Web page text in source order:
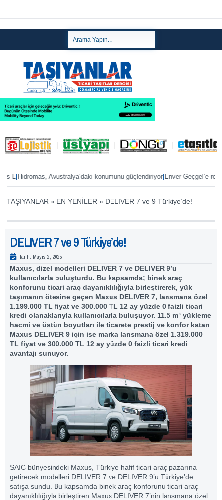
Hidromas, Avustralya’daki konumunu güçlendiriyor|Enver Geçgel’e rekor
TAŞIYANLAR » EN YENİLER » DELIVER 7 ve 9 Türkiye’de!
DELIVER 7 ve 9 Türkiye’de!
Tarih: Mayıs 2, 2025
Maxus, dizel modelleri DELIVER 7 ve DELIVER 9’u
kullanıcılarla buluşturdu. Bu kapsamda; binek araç
konforunu ticari araç dayanıklılığıyla birleştirerek, yük
taşımanın ötesine geçen Maxus DELIVER 7, lansmana özel
1.199.000 TL fiyat ve 300.000 TL 12 ay yüzde 0 faizli ticari
kredi olanaklarıyla kullanıcılarla buluşuyor. 11.5 m³ yükleme
hacmi ve üstün boyutları ile ticarete prestij ve konfor katan
Maxus DELIVER 9 için ise marka lansmana özel 1.319.000
TL fiyat ve 300.000 TL 12 ay yüzde 0 faizli ticari kredi
avantajı sunuyor.
SAIC bünyesindeki Maxus, Türkiye hafif ticari araç pazarına
getirecek modelleri DELIVER 7 ve DELIVER 9’u Türkiye’de
satışa sundu. Bu kapsamda binek araç konforunu ticari araç
dayanıklılığıyla birleştiren Maxus DELIVER 7’nin lansmana özel